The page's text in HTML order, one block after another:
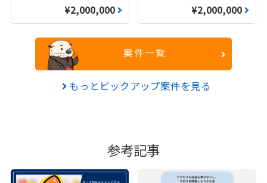
¥2,000,000 ¥2,000,000
案件一覧
もっとピックアップ案件を見る
参考記事